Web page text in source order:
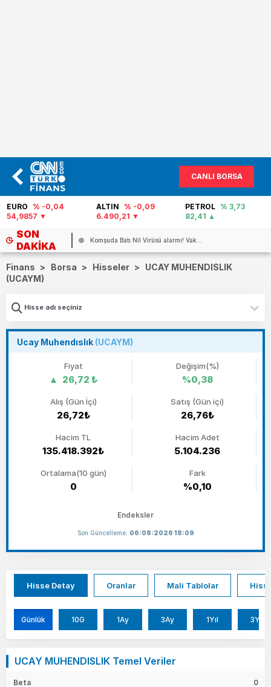
CANLI BORSA
EURO
% -0,04
54,9857
ALTIN
% -0,09
6.490,21
PETROL % 3,73
82,41
SON
DAKIKA
Komşuda Batı Nil Virüsü alarmı! Vak...
Finans > Borsa > Hisseler >
UCAY MUHENDISLIK
(UCAYM)
Ucay Muhendıslık (UCAYM)
Fiyat
26,72 ₺
Değişim(%)
%0,38
Alış (Gün İçi)
26,72₺
Satış (Gün içi)
26,76₺
Hacim TL
135.418.392₺
Hacim Adet
5.104.236
Ortalama(10 gün)
0
Fark
%0,10
Endeksler
Son Güncelleme: 06:08:2026 18:09
Hisse Detay Oranlar Mali Tablolar
Günlük 10G 1Ay 3Ay 1Yıl 3Yıl
UCAY MUHENDISLIK Temel Veriler
Beta 0